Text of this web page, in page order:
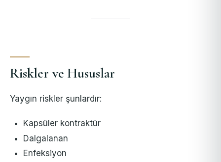
Riskler ve Hususlar
Yaygın riskler şunlardır:
Kapsüler kontraktür
Dalgalanan
Enfeksiyon